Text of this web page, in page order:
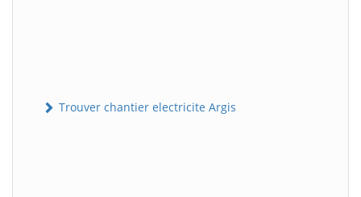
Trouver chantier electricite Argis